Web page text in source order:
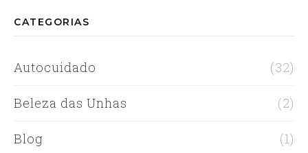
CATEGORIAS
Autocuidado (32)
Beleza das Unhas (2)
Blog (1)